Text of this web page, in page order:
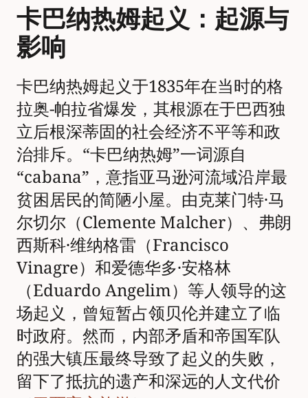
卡巴纳热姆起义：起源与
影响
卡巴纳热姆起义于1835年在当时的格
拉奥-帕拉省爆发，其根源在于巴西独
立后根深蒂固的社会经济不平等和政
治排斥。“卡巴纳热姆”一词源自
“cabana”，意指亚马逊河流域沿岸最
贫困居民的简陋小屋。由克莱门特·马
尔切尔（Clemente Malcher）、弗朗
西斯科·维纳格雷（Francisco
Vinagre）和爱德华多·安格林
（Eduardo Angelim）等人领导的这
场起义，曾短暂占领贝伦并建立了临
时政府。然而，内部矛盾和帝国军队
的强大镇压最终导致了起义的失败，
留下了抵抗的遗产和深远的人文代价